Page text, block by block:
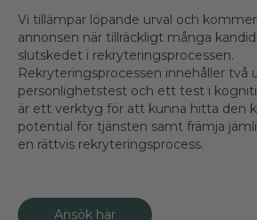
Vi tillämpar löpande urval och
annonsen när tillräckligt många
slutskedet i rekryteringsprocessen.
Rekryteringsprocessen innehåller två
personlighetstest och ett test i
är ett verktyg för att kunna hitta den
potential för tjänsten samt främja
en rättvis rekryteringsprocess.
Ansök här